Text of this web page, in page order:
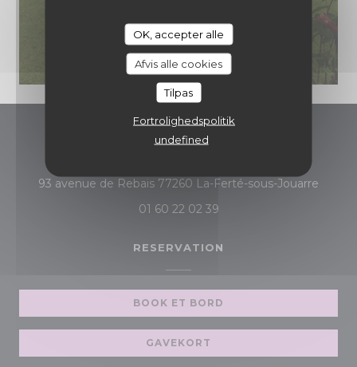
OK, accepter alle
Afvis alle cookies
Tilpas
Fortrolighedspolitik
undefined
Auberge du Petit Morin
93 avenue de Rebais 77260 La-Ferté-sous-Jouarre
01 60 22 02 39
RESERVATION
BOOK ET BORD
GAVEKORT